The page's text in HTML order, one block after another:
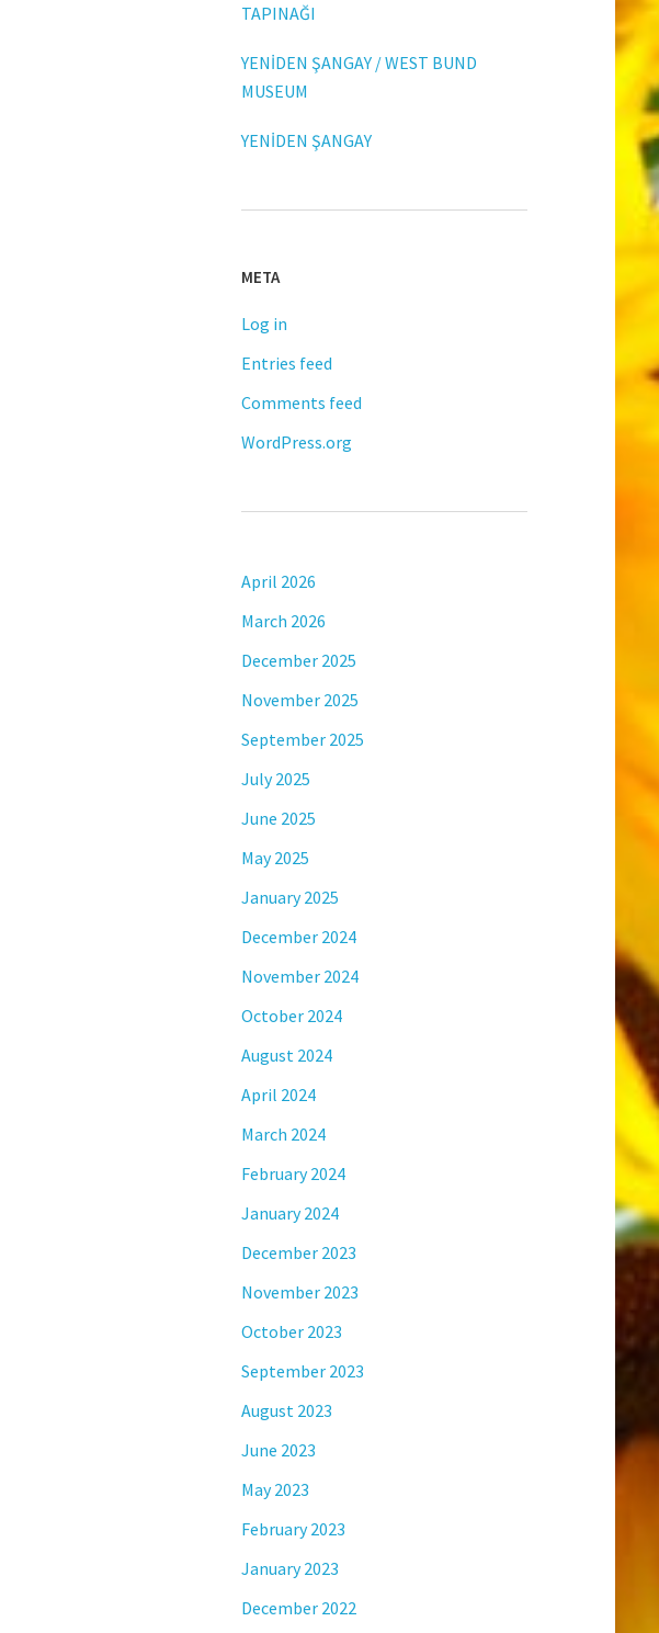
TAPINAĞI
YENİDEN ŞANGAY / WEST BUND
MUSEUM
YENİDEN ŞANGAY
META
Log in
Entries feed
Comments feed
WordPress.org
April 2026
March 2026
December 2025
November 2025
September 2025
July 2025
June 2025
May 2025
January 2025
December 2024
November 2024
October 2024
August 2024
April 2024
March 2024
February 2024
January 2024
December 2023
November 2023
October 2023
September 2023
August 2023
June 2023
May 2023
February 2023
January 2023
December 2022